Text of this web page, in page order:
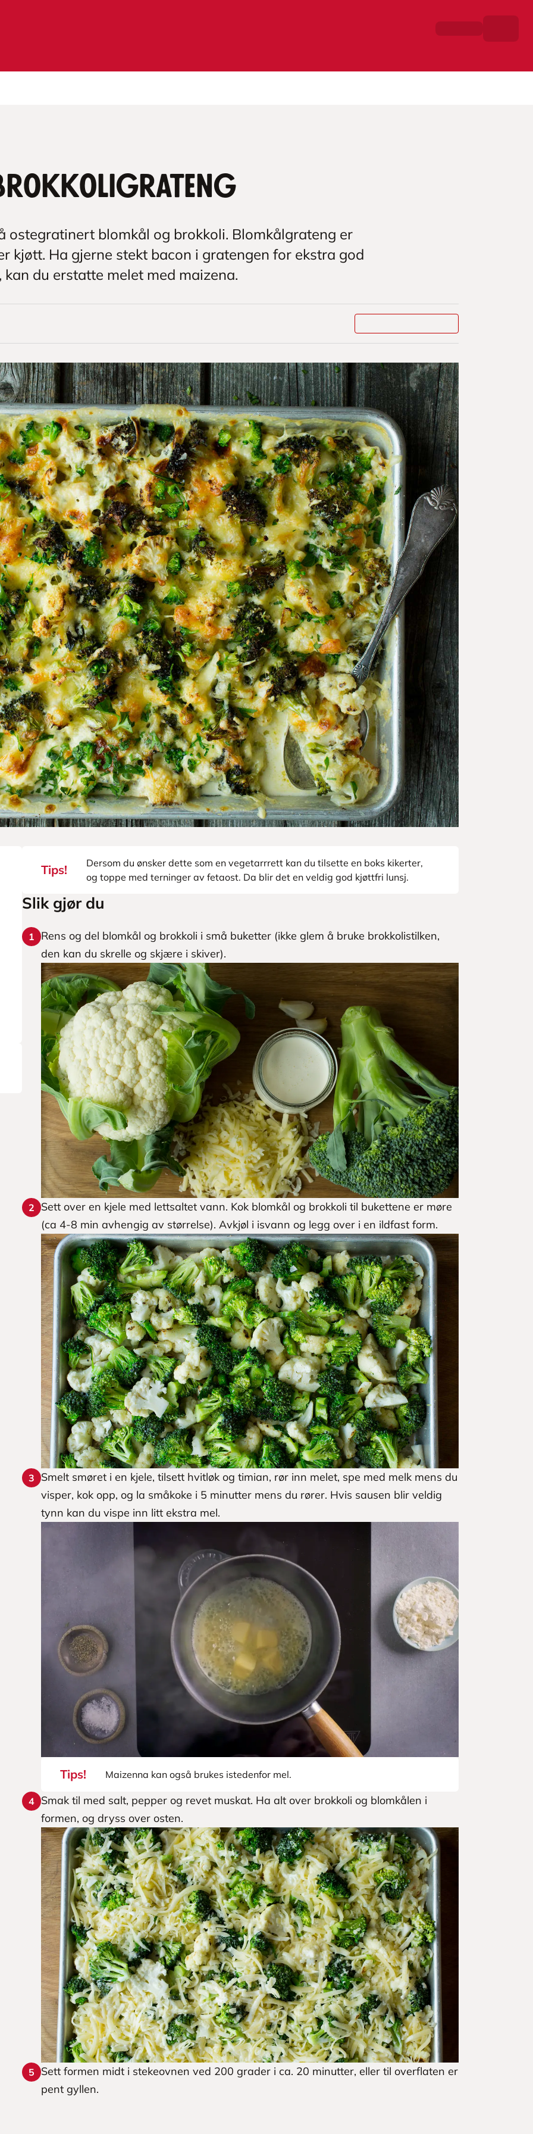
ostegratinert blomkål og brokkoli. Blomkålgrateng er
kjøtt. Ha gjerne stekt bacon i gratengen for ekstra god
du erstatte melet med maizena.
Tips!
Dersom du ønsker dette som en vegetarrrett kan du tilsette en boks kikerter,
og toppe med terninger av fetaost. Da blir det en veldig god kjøttfri lunsj.
Slik gjør du
1
Rens og del blomkål og brokkoli i små buketter (ikke glem å bruke brokkolistilken,
den kan du skrelle og skjære i skiver).
2
Sett over en kjele med lettsaltet vann. Kok blomkål og brokkoli til bukettene er møre
(ca 4-8 min avhengig av størrelse). Avkjøl i isvann og legg over i en ildfast form.
3
Smelt smøret i en kjele, tilsett hvitløk og timian, rør inn melet, spe med melk mens du
visper, kok opp, og la småkoke i 5 minutter mens du rører. Hvis sausen blir veldig
tynn kan du vispe inn litt ekstra mel.
Tips! Maizenna kan også brukes istedenfor mel.
4 Smak til med salt, pepper og revet muskat. Ha alt over brokkoli og blomkålen i
formen, og dryss over osten.
5
Sett formen midt i stekeovnen ved 200 grader i ca. 20 minutter, eller til overflaten er
pent gyllen.